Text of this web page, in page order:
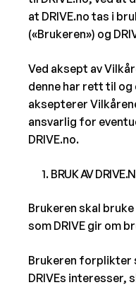
at DRIVE.no tas i
(«Brukeren») og
Ved aksept av
denne har rett til og
aksepterer
ansvarlig for
DRIVE.no.
BRUK AV
Brukeren skal
som DRIVE gir om
Brukeren forplikter
DRIVEs interesser,